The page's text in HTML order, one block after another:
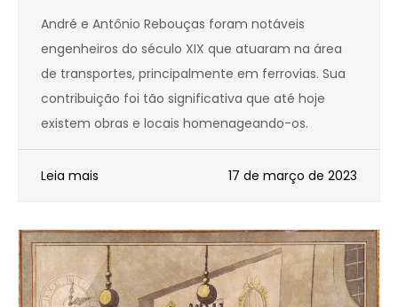
André e Antônio Rebouças foram notáveis
engenheiros do século XIX que atuaram na área
de transportes, principalmente em ferrovias. Sua
contribuição foi tão significativa que até hoje
existem obras e locais homenageando-os.
Leia mais 17 de março de 2023